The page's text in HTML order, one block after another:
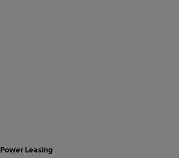
Power Leasing